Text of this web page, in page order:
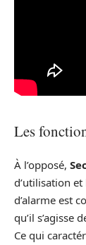
Les
À l’opposé,
d’utilisation et
d’alarme est
qu’il s’agisse
Ce qui